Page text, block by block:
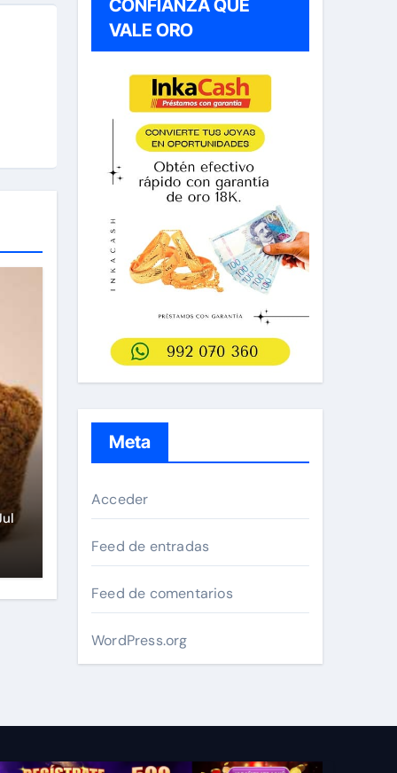
CONFIANZA QUE
VALE ORO
Meta
Acceder
Feed de entradas
Feed de comentarios
WordPress.org